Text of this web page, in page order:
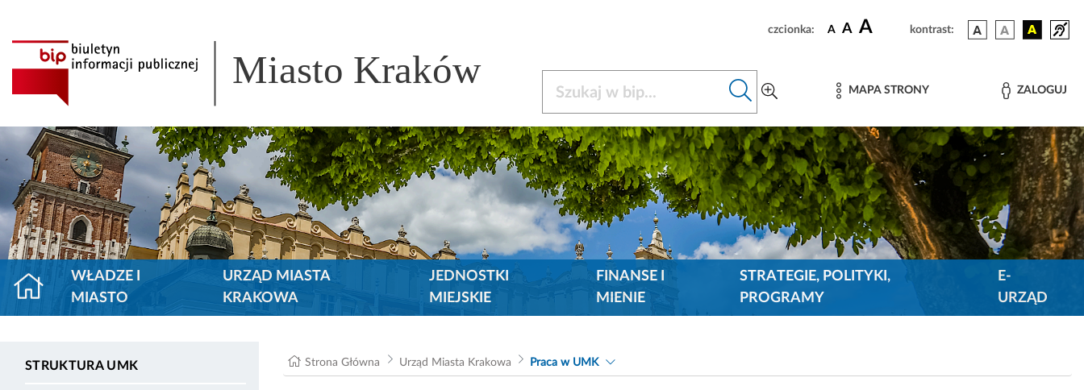
czcionka: A A A kontrast:
Miasto Kraków MAPA STRONY ZALOGUJ
WŁADZE I
MIASTO
URZĄD MIASTA
KRAKOWA
JEDNOSTKI
MIEJSKIE
FINANSE I
MIENIE
STRATEGIE, POLITYKI,
PROGRAMY
E-
URZĄD
STRUKTURA UMK Strona Główna Urząd Miasta Krakowa Praca w UMK